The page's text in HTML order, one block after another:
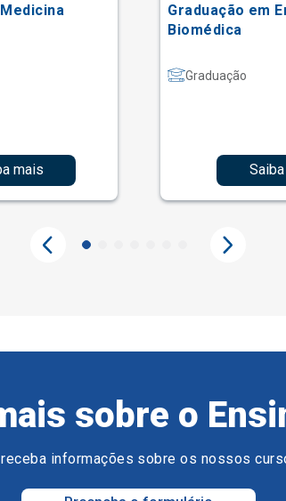
mais
Graduação em
Biomédica
Graduação
sobre o
informações sobre os nossos